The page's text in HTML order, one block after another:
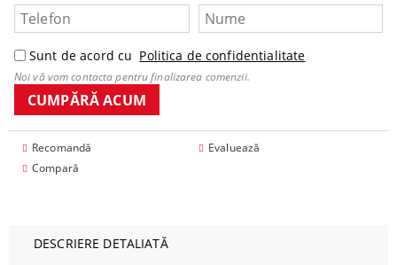
Sunt de acord cu Politica de confidentialitate
Noi vă vom contacta pentru finalizarea comenzii.
Recomandă
Evaluează
Compară
DESCRIERE DETALIATĂ